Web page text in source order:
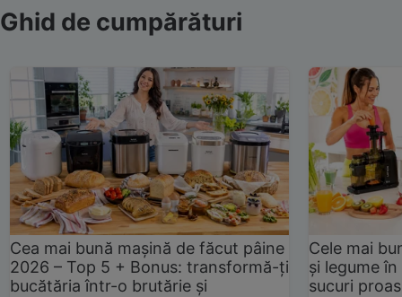
Ghid de cumpărături
Cea mai bună mașină de făcut pâine
2026 – Top 5 + Bonus: transformă-ți
bucătăria într-o brutărie și
Cele mai
și legume
sucuri